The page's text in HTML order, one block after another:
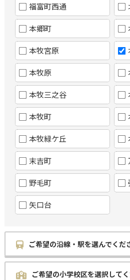
福富町西通
本郷町
本牧宮原
本牧原
本牧三之谷
本牧町
本牧緑ケ丘
末吉町
野毛町
矢口台
ご希望の沿線・駅を選んでくだ
ご希望の小学校区を選択して